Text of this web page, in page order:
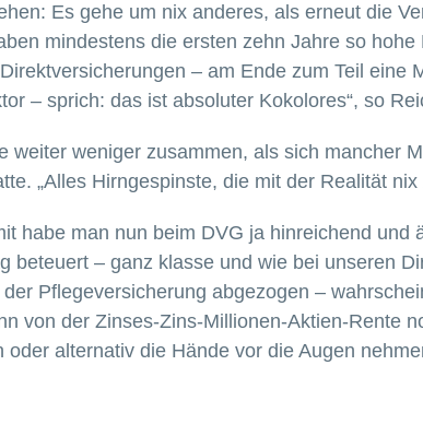
Es gehe um nix anderes, als erneut die
mindestens die ersten zehn Jahre so
– am Ende zum Teil eine
– sprich: das ist absoluter Kokolores“, so
weniger zusammen, als sich mancher
„Alles Hirngespinste, die mit der Realität
habe man nun beim DVG ja hinreichend
beteuert – ganz klasse und wie bei unseren
Pflegeversicherung abgezogen –
von der Zinses-Zins-Millionen-Aktien-Rente
alternativ die Hände vor die Augen